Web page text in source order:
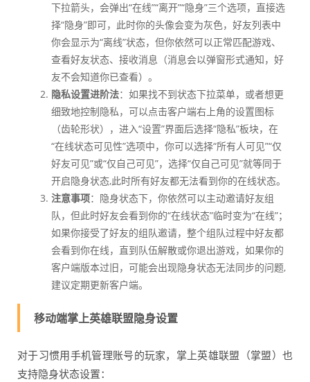
下拉箭头，会弹出“在线”“离开”“隐身”三个选项，直接选
择“隐身”即可，此时你的头像会变为灰色，好友列表中
你会显示为“离线”状态，但你依然可以正常匹配游戏、
查看好友状态、接收消息（消息会以弹窗形式通知，好
友不会知道你已查看）。
隐私设置进阶法：如果找不到状态下拉菜单，或者想更
细致地控制隐私，可以点击客户端右上角的设置图标
（齿轮形状），进入“设置”界面后选择“隐私”板块，在
“在线状态可见性”选项中，你可以选择“所有人可见”“仅
好友可见”或“仅自己可见”，选择“仅自己可见”就等同于
开启隐身状态,此时所有好友都无法看到你的在线状态。
注意事项：隐身状态下，你依然可以主动邀请好友组
队，但此时好友会看到你的“在线状态”临时变为“在线”；
如果你接受了好友的组队邀请，整个组队过程中好友都
会看到你在线，直到队伍解散或你退出游戏，如果你的
客户端版本过旧，可能会出现隐身状态无法同步的问题,
建议定期更新客户端。
移动端掌上英雄联盟隐身设置
对于习惯用手机管理账号的玩家，掌上英雄联盟（掌盟）也
支持隐身状态设置：